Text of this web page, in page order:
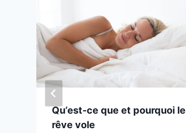
Qu’est-ce que et pourquoi le
rêve vole